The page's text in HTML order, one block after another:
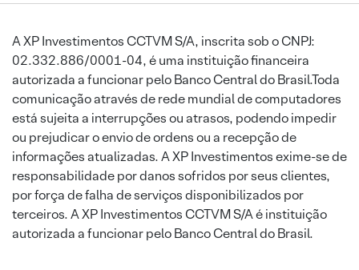
A XP Investimentos CCTVM S/A, inscrita sob o CNPJ:
02.332.886/0001-04, é uma instituição financeira
autorizada a funcionar pelo Banco Central do Brasil.Toda
comunicação através de rede mundial de computadores
está sujeita a interrupções ou atrasos, podendo impedir
ou prejudicar o envio de ordens ou a recepção de
informações atualizadas. A XP Investimentos exime-se de
responsabilidade por danos sofridos por seus clientes,
por força de falha de serviços disponibilizados por
terceiros. A XP Investimentos CCTVM S/A é instituição
autorizada a funcionar pelo Banco Central do Brasil.